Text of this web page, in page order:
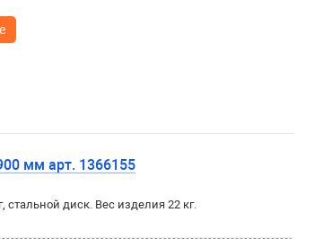
мм арт. 1366155
стальной диск. Вес изделия 22 кг.